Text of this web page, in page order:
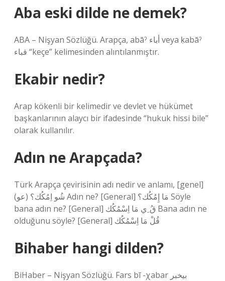
Aba eski dilde ne demek?
ABA – Nişyan Sözlüğü. Arapça, abāˀ أباء veya ḳabāˀ
قباء “keçe” kelimesinden alıntılanmıştır.
Ekabir nedir?
Arap kökenli bir kelimedir ve devlet ve hükümet
başkanlarının alaycı bir ifadesinde “hukuk hissi bile”
olarak kullanılır.
Adın ne Arapçada?
Türk Arapça çevirisinin adı nedir ve anlamı, [genel]
شُو اِمُكُك؟ (عو) Adın ne? [General] مَا إِمُكُك؟ Söyle
bana adın ne? [General] قُ ِي مَا اِسْمُكُك Bana adın ne
olduğunu söyle? [General] قُلْ مَا اِسْمُكُك
Bihaber hangi dilden?
BiHaber – Nişyan Sözlüğü. Fars bī -χabar بیخبر